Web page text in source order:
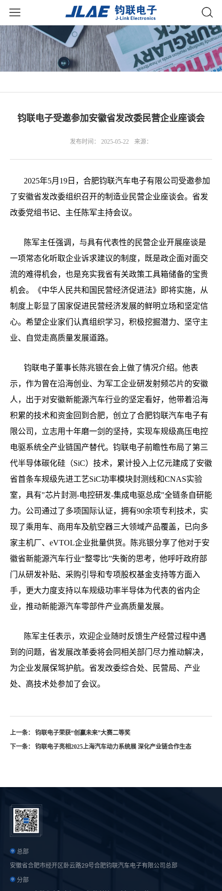
钧联电子受邀参加安徽省发改委民营企业座谈会
发布时间： 2025-05-22 来源：
2025年5月19日，合肥钧联汽车电子有限公司受邀参加
了安徽省发改委组织召开的制造业民营企业座谈会。省发
改委党组书记、主任陈军主持会议。
陈军主任强调，与具有代表性的民营企业开展座谈是
一项常态化听取企业诉求建议的制度，既是政企面对面交
流的难得机会，也是充实我省有关政策工具箱储备的宝贵
机会。《中华人民共和国民营经济促进法》即将实施，从
制度上彰显了国家促进民营经济发展的鲜明立场和坚定信
心。希望企业家们认真组织学习，积极挖掘潜力、坚守主
业、自觉走高质量发展道路。
钧联电子董事长陈兆银在会上做了情况介绍。他表
示，作为曾在沿海创业、为军工企业研发射频芯片的安徽
人，出于对安徽新能源汽车行业的坚定看好，他带着沿海
积累的技术和资金回到合肥，创立了合肥钧联汽车电子有
限公司，立志用十年磨一剑的坚持，实现车规级高压电控
电驱系统全产业链国产替代。钧联电子前瞻性布局了第三
代半导体碳化硅（SiC）技术，累计投入上亿元建成了安徽
省首条车规级先进工艺SiC功率模块封测线和CNAS实验
室，具有"芯片封测-电控研发-集成电驱总成"全链条自研能
力。公司通过了多项国际认证，拥有90余项专利技术，实
现了乘用车、商用车及航空器三大领域产品覆盖，已向多
家主机厂、eVTOL企业批量供货。陈兆银分享了他对于安
徽省新能源汽车行业“整零比”失衡的思考，他呼吁政府部
门从研发补贴、采购引导和专项股权基金支持等方面入
手，更大力度支持以车规级功率半导体为代表的省内企
业，推动新能源汽车零部件产业高质量发展。
陈军主任表示，欢迎企业随时反馈生产经营过程中遇
到的问题，省发展改革委将会同相关部门尽力推动解决，
为企业发展保驾护航。省发改委综合处、民营局、产业
处、高技术处参加了会议。
上一条： 钧联电子荣获“创赢未来”大赛二等奖
下一条： 钧联电子亮相2025上海汽车动力系统展 深化产业链合作生态
总部
安徽省合肥市经开区卧云路29号合肥钧联汽车电子有限公司总部
分部